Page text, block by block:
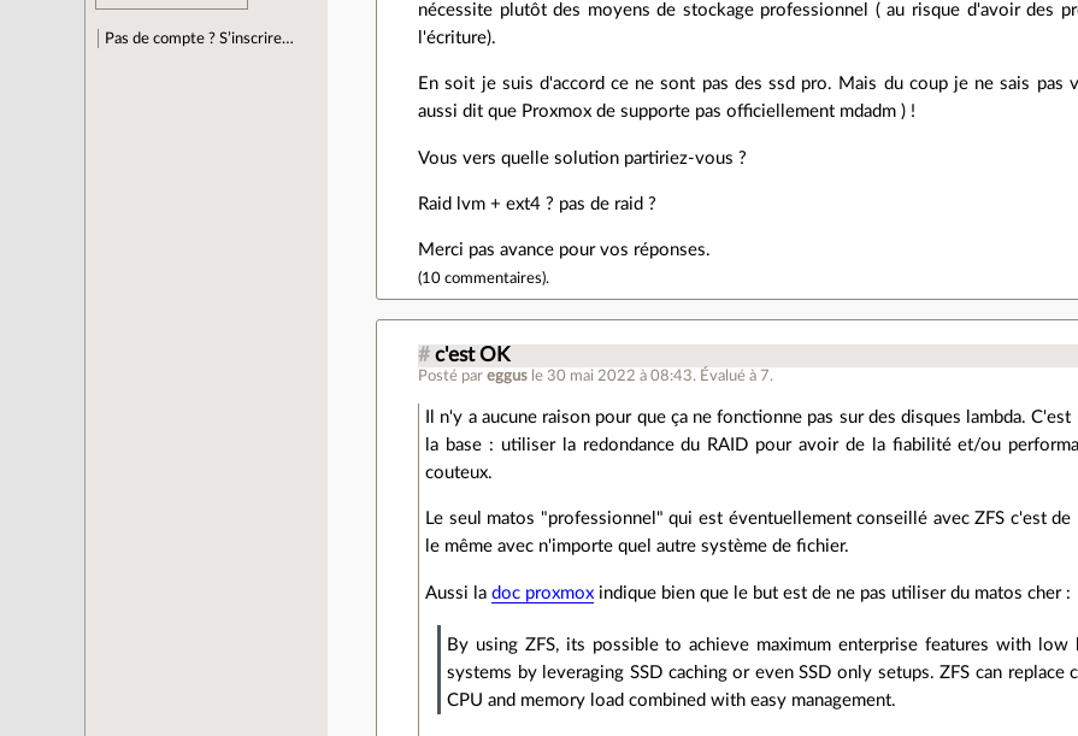
Pas de compte ? S’inscrire…
nécessite plutôt des moyens de stockage professionnel ( au risque d'avoir des
l'écriture).
En soit je suis d'accord ce ne sont pas des ssd pro. Mais du coup je ne sais
aussi dit que Proxmox de supporte pas officiellement mdadm ) !
Vous vers quelle solution partiriez-vous ?
Raid lvm + ext4 ? pas de raid ?
Merci pas avance pour vos réponses.
(10 commentaires).
# c'est OK
Posté pareggus le 30 mai 2022 à 08:43. Évalué à 7.
Il n'y a aucune raison pour que ça ne fonctionne pas sur des disques lambda.
la base : utiliser la redondance du RAID pour avoir de la fiabilité et/ou
couteux.
Le seul matos "professionnel" qui est éventuellement conseillé avec ZFS c'est
le même avec n'importe quel autre système de fichier.
Aussi ladoc proxmox indique bien que le but est de ne pas utiliser du matos cher :
By using ZFS, its possible to achieve maximum enterprise features with low
systems by leveraging SSD caching or even SSD only setups. ZFS can
CPU and memory load combined with easy management.